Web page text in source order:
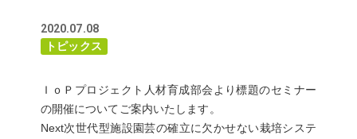
2020.07.08
トピックス
ＩｏＰプロジェクト人材育成部会より標題のセミナー
の開催についてご案内いたします。
Next次世代型施設園芸の確立に欠かせない栽培システ